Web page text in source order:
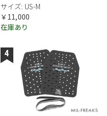
サイズ: US-M
￥11,000
在庫あり